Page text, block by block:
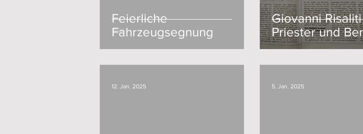
Feierliche
Fahrzeugsegnung
Giovanni
Priester und
12. Jan. 2025 5. Jan. 2025